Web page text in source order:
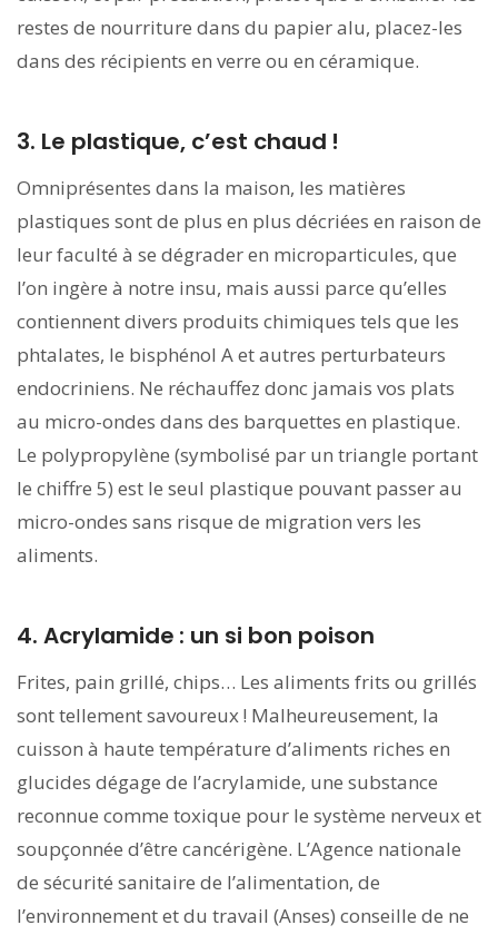
restes de nourriture dans du papier alu, placez-les
dans des récipients en verre ou en céramique.
3. Le plastique, c’est chaud !
Omniprésentes dans la maison, les matières
plastiques sont de plus en plus décriées en raison de
leur faculté à se dégrader en microparticules, que
l’on ingère à notre insu, mais aussi parce qu’elles
contiennent divers produits chimiques tels que les
phtalates, le bisphénol A et autres perturbateurs
endocriniens. Ne réchauffez donc jamais vos plats
au micro-ondes dans des barquettes en plastique.
Le polypropylène (symbolisé par un triangle portant
le chiffre 5) est le seul plastique pouvant passer au
micro-ondes sans risque de migration vers les
aliments.
4. Acrylamide : un si bon poison
Frites, pain grillé, chips… Les aliments frits ou grillés
sont tellement savoureux ! Malheureusement, la
cuisson à haute température d’aliments riches en
glucides dégage de l’acrylamide, une substance
reconnue comme toxique pour le système nerveux et
soupçonnée d’être cancérigène. L’Agence nationale
de sécurité sanitaire de l’alimentation, de
l’environnement et du travail (Anses) conseille de ne